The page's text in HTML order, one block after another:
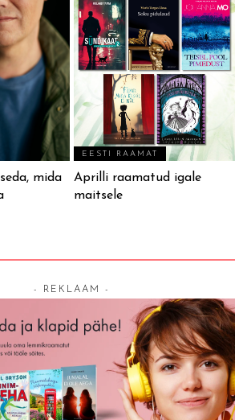
mida
EESTI RAAMAT
Aprilli raamatud igale
maitsele
- REKLAAM -